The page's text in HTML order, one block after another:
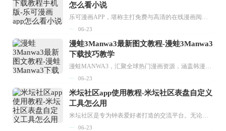
怎么看小说
乐可漫画APP，堪称主打免费与高清的在线漫画阅读神器。其官方版提供海量完整版漫画资源，无论是国内漫画，还是日漫、韩漫、台漫、美漫等国外漫画，应有尽有，随时供你阅读。只需轻点一下，便能直接进入阅读界面。不仅如此，乐可漫画最新版本更新速度极快，在这里，你总能抢先看到全网一手漫画章节内容！...
06-23
漫蛙3Manwa3最新图文教程-漫蛙3Manwa3
下载技巧教学
漫蛙MANWA3，汇聚全球热门漫画资源，涵盖韩漫、欧美漫画、国漫等多种类型，题材丰富多样，全方位满足用户阅读喜好。它不仅是阅读平台，更是创作平台，为广大用户打造零门槛创作环境。...
06-23
米坛社区app使用教程-米坛社区表盘自定义
工具怎么用
米坛社区是专为钟表爱好者打造的交流平台。无论你是初涉钟表领域的普通爱好者，还是拥有多年收藏经验的资深玩家，都能在此找到属于自己的天地。 无需注册，就能轻松参与其中。通过专业的讨论论坛与丰富的交互功能，你可与世界各地的钟表爱好者畅快交流。若你钟情于钟表，米坛社区无疑是值得一试的理想之选。在这里，你能获取最新的手表资讯，交流见解，提升鉴赏品味，让每一块手表都成为收藏故事中重要的一部分。感兴趣的朋友，不要错过下载机会。...
06-23